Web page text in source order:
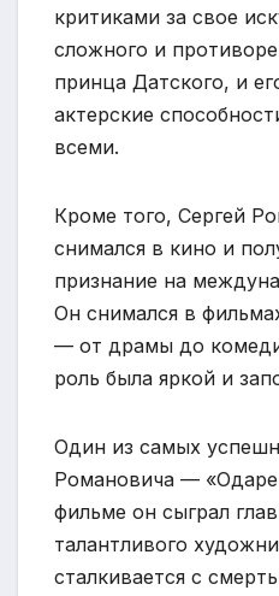
критиками за свое
сложного и
принца Датского, и
актерские
всеми.
Кроме того, Сергей
снимался в кино и
признание на
Он снимался в
— от драмы до
роль была яркой и
Один из самых
Романовича —
фильме он сыграл
талантливого
сталкивается с